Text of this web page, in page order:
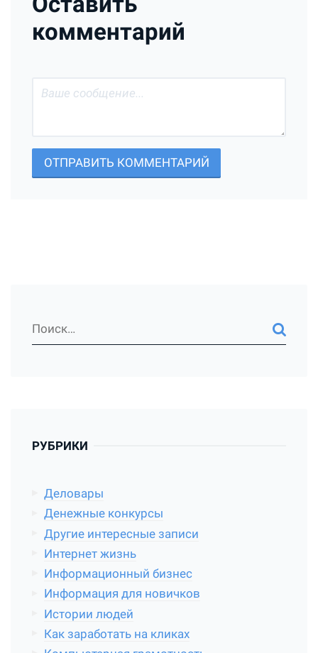
комментарий
ОТПРАВИТЬ КОММЕНТАРИЙ
РУБРИКИ
Деловары
Денежные конкурсы
Другие интересные записи
Интернет жизнь
Информационный бизнес
Информация для новичков
Истории людей
Как заработать на кликах